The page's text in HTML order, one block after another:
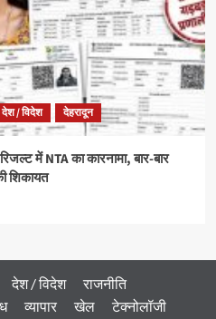
देश / विदेश देहरादून
में NTA का कारनामा, बार-बार
शिकायत
देश / विदेश
राजनीति
व्यापार खेल
टेक्नोलॉजी